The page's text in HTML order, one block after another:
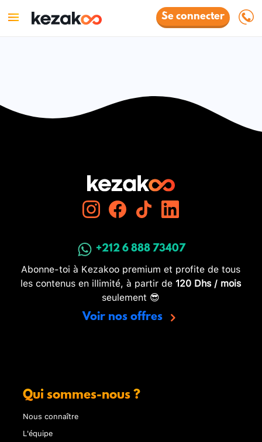
Se connecter
+212 6 888 73407
Abonne-toi à Kezakoo premium et profite de tous
les contenus en illimité, à partir de 120 Dhs / mois
seulement 😎
Voir nos offres
Qui sommes-nous ?
Nous connaître
L'équipe